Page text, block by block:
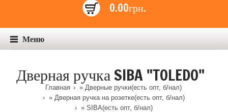
0.00грн.
Меню
Дверная ручка SIBA "TOLEDO"
Главная » Дверные ручки(есть опт, б/нал)
» Дверная ручка на розетке(есть опт, б/нал)
» SIBA(есть опт, б/нал)